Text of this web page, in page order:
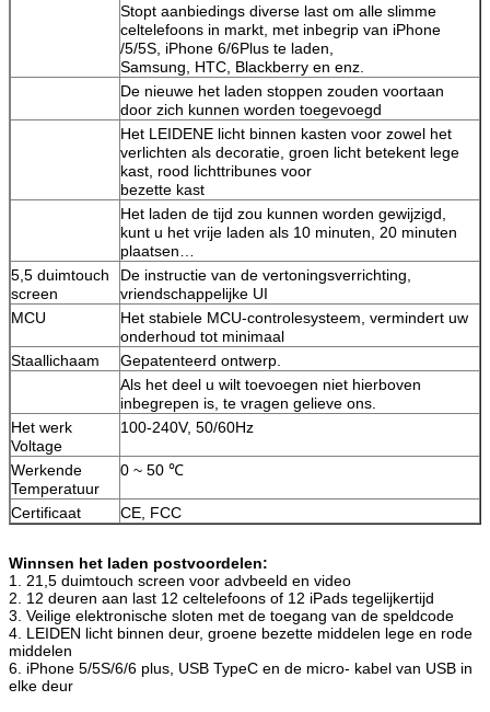
Laat een bericht achter
We bellen je snel terug!
VERZENDEN
Stopt aanbiedings diverse last om alle slimme
celtelefoons in markt, met inbegrip van iPhone
/5/5S, iPhone 6/6Plus te laden,
Samsung, HTC, Blackberry en enz.
De nieuwe het laden stoppen zouden voortaan
door zich kunnen worden toegevoegd
Het LEIDENE licht binnen kasten voor zowel het
verlichten als decoratie, groen licht betekent lege
kast, rood lichttribunes voor
bezette kast
Het laden de tijd zou kunnen worden gewijzigd,
kunt u het vrije laden als 10 minuten, 20 minuten
plaatsen…
5,5 duimtouch
screen
De instructie van de vertoningsverrichting,
vriendschappelijke UI
MCU
Het stabiele MCU-controlesysteem, vermindert uw
onderhoud tot minimaal
Staallichaam
Gepatenteerd ontwerp.
Als het deel u wilt toevoegen niet hierboven
inbegrepen is, te vragen gelieve ons.
Het werk
Voltage
100-240V, 50/60Hz
Werkende
Temperatuur
0 ~ 50 ℃
Certificaat CE, FCC
Winnsen het laden postvoordelen:
1. 21,5 duimtouch screen voor advbeeld en video
2. 12 deuren aan last 12 celtelefoons of 12 iPads tegelijkertijd
3. Veilige elektronische sloten met de toegang van de speldcode
4. LEIDEN licht binnen deur, groene bezette middelen lege en rode
middelen
6. iPhone 5/5S/6/6 plus, USB TypeC en de micro- kabel van USB in
elke deur